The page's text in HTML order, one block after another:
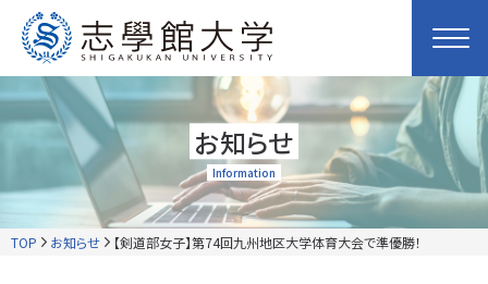
お知らせ
Information
TOP お知らせ 【剣道部女子】第74回九州地区大学体育大会で準優勝！